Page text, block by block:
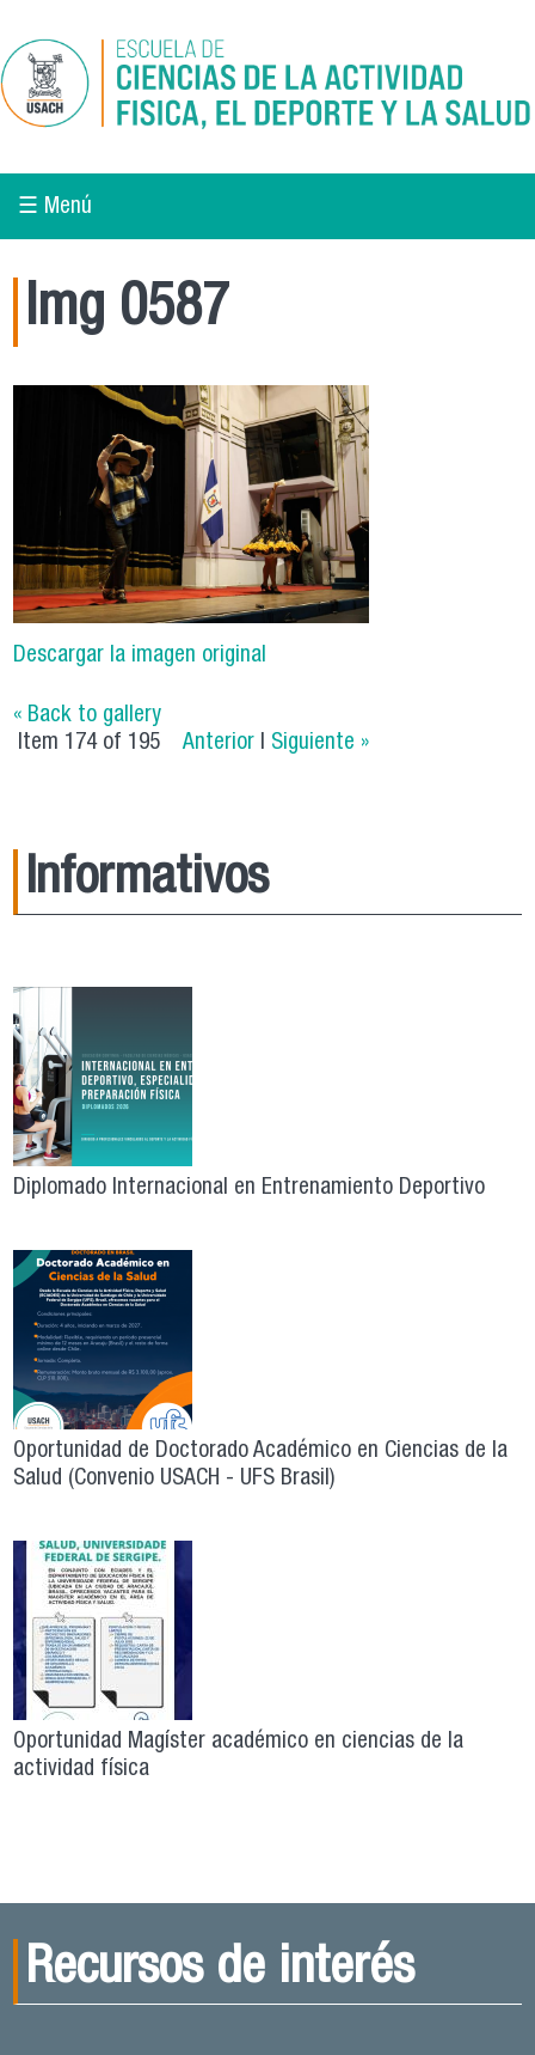
☰ Menú
Img 0587
Descargar la imagen original
« Back to gallery
Item 174 of 195
Anterior Siguiente »
Informativos
Diplomado Internacional en Entrenamiento Deportivo
Oportunidad de Doctorado Académico en Ciencias de la
Salud (Convenio USACH - UFS Brasil)
Oportunidad Magíster académico en ciencias de la
actividad física
Recursos de interés